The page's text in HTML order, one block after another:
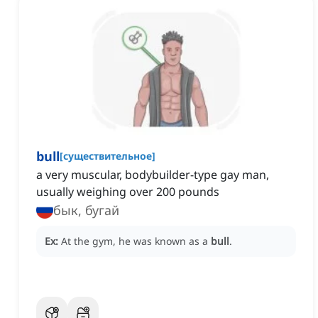
bull[существительное]
a very muscular, bodybuilder-type gay man,
usually weighing over 200 pounds
бык, бугай
Ex: At the gym, he was known as a bull.